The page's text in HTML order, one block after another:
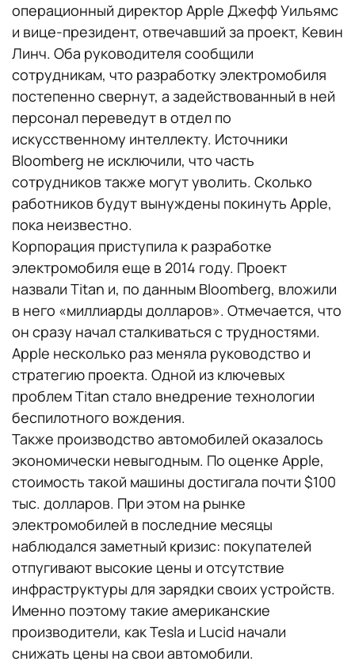
операционный директор Apple Джефф Уильямс
и вице-президент, отвечавший за проект, Кевин
Линч. Оба руководителя сообщили
сотрудникам, что разработку электромобиля
постепенно свернут, а задействованный в ней
персонал переведут в отдел по
искусственному интеллекту. Источники
Bloomberg не исключили, что часть
сотрудников также могут уволить. Сколько
работников будут вынуждены покинуть Apple,
пока неизвестно.
Корпорация приступила к разработке
электромобиля еще в 2014 году. Проект
назвали Titan и, по данным Bloomberg, вложили
в него «миллиарды долларов». Отмечается, что
он сразу начал сталкиваться с трудностями.
Apple несколько раз меняла руководство и
стратегию проекта. Одной из ключевых
проблем Titan стало внедрение технологии
беспилотного вождения.
Также производство автомобилей оказалось
экономически невыгодным. По оценке Apple,
стоимость такой машины достигала почти $100
тыс. долларов. При этом на рынке
электромобилей в последние месяцы
наблюдался заметный кризис: покупателей
отпугивают высокие цены и отсутствие
инфраструктуры для зарядки своих устройств.
Именно поэтому такие американские
производители, как Tesla и Lucid начали
снижать цены на свои автомобили.